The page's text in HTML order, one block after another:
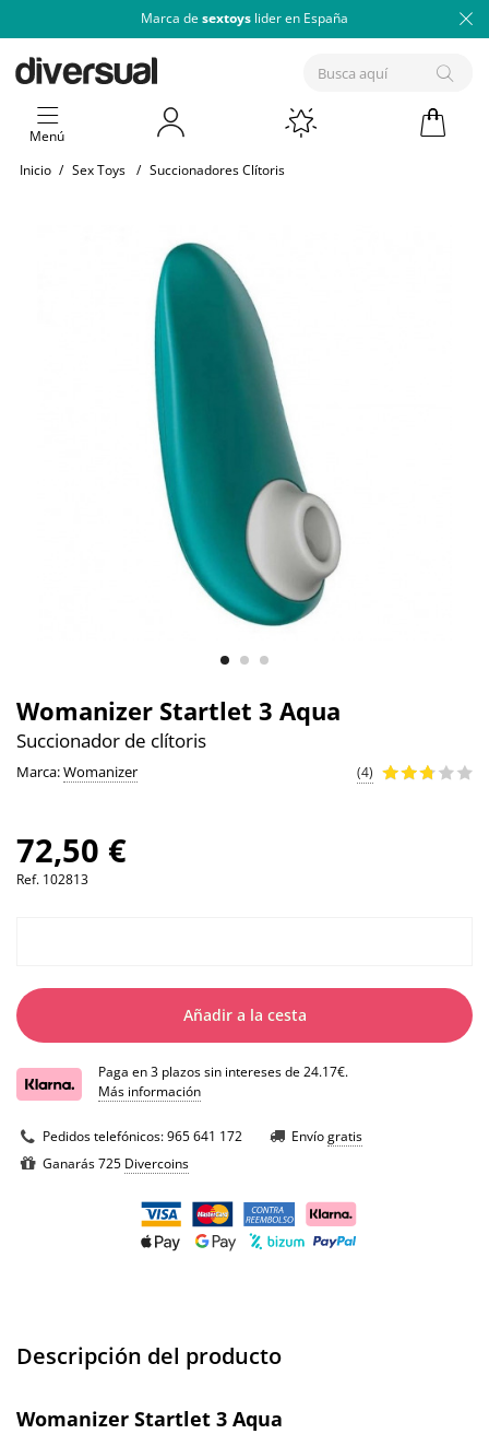
Marca de sextoys lider en España
Menú
Inicio / Sex Toys / Succionadores Clítoris
Womanizer Startlet 3 Aqua
Succionador de clítoris
Marca:Womanizer (4)
72,50 €
Ref. 102813
Añadir a la cesta
Paga en 3 plazos sin intereses de 24.17€.
Más información
Pedidos telefónicos:965 641 172 Envíogratis
Ganarás 725 Divercoins
Descripción del producto
Womanizer Startlet 3 Aqua